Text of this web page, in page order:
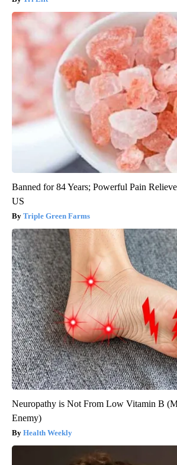
Banned for 84 Years; Powerful Pain
US
Triple Green Farms
Neuropathy is Not From Low Vitamin B
Enemy)
Health Weekly